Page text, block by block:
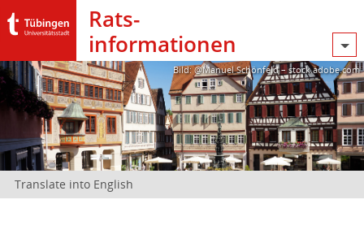
Rats­
informationen
Bild: @Manuel Schönfeld – stock.adobe.com
Translate into English